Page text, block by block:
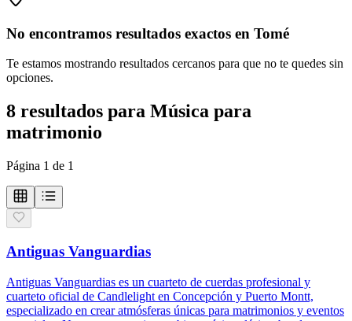
No encontramos resultados exactos en Tomé
Te estamos mostrando resultados cercanos para que no te quedes sin
opciones.
8 resultados para Música para
matrimonio
Página 1 de 1
Antiguas Vanguardias
Antiguas Vanguardias es un cuarteto de cuerdas profesional y
cuarteto oficial de Candlelight en Concepción y Puerto Montt,
especializado en crear atmósferas únicas para matrimonios y eventos